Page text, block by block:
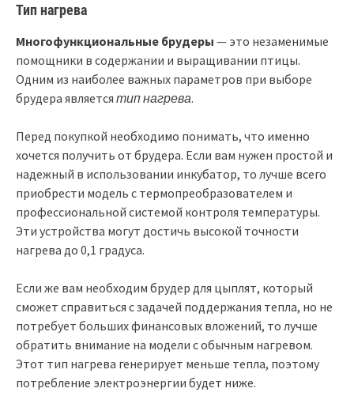
Тип нагрева
Многофункциональные брудеры — это незаменимые
помощники в содержании и выращивании птицы.
Одним из наиболее важных параметров при выборе
брудера является тип нагрева.
Перед покупкой необходимо понимать, что именно
хочется получить от брудера. Если вам нужен простой и
надежный в использовании инкубатор, то лучше всего
приобрести модель с термопреобразователем и
профессиональной системой контроля температуры.
Эти устройства могут достичь высокой точности
нагрева до 0,1 градуса.
Если же вам необходим брудер для цыплят, который
сможет справиться с задачей поддержания тепла, но не
потребует больших финансовых вложений, то лучше
обратить внимание на модели с обычным нагревом.
Этот тип нагрева генерирует меньше тепла, поэтому
потребление электроэнергии будет ниже.